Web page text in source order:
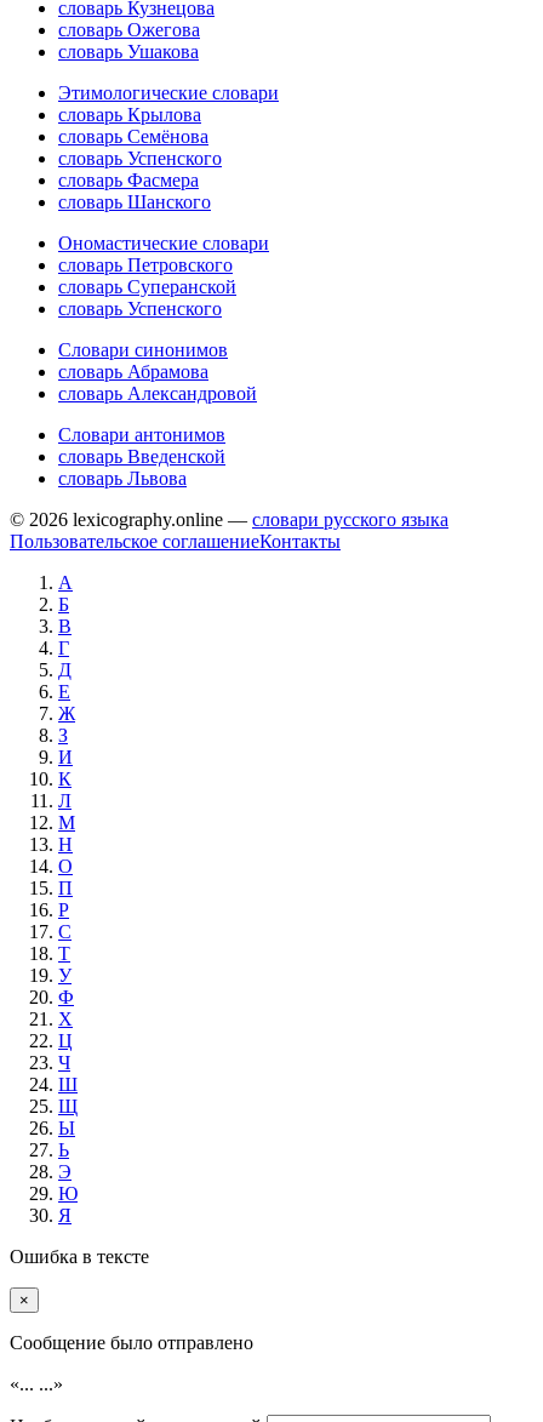
словарь Кузнецова
словарь Ожегова
словарь Ушакова
Этимологические словари
словарь Крылова
словарь Семёнова
словарь Успенского
словарь Фасмера
словарь Шанского
Ономастические словари
словарь Петровского
словарь Суперанской
словарь Успенского
Словари синонимов
словарь Абрамова
словарь Александровой
Словари антонимов
словарь Введенской
словарь Львова
© 2026 lexicography.online — словари русского языка
Пользовательское соглашениеКонтакты
А
Б
В
Г
Д
Е
Ж
З
И
К
Л
М
Н
О
П
Р
С
Т
У
Ф
Х
Ц
Ч
Ш
Щ
Ы
Ь
Э
Ю
Я
Ошибка в тексте
×
Cообщение было отправлено
«... ...»